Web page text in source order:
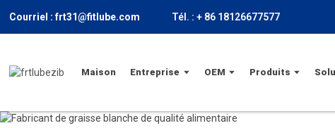
Courriel : frt31@fitlube.com Tél. : + 86 18126677577
Maison Entreprise OEM Produits